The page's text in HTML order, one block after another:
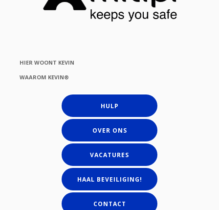
HIER WOONT KEVIN
WAAROM KEVIN®
HULP
OVER ONS
VACATURES
HAAL BEVEILIGING!
CONTACT